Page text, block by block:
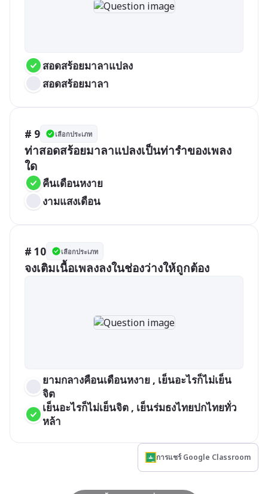
สอดสร้อยมาลาแปลง
สอดสร้อยมาลา
# 9 เลือกประเภท
ท่าสอดสร้อยมาลาแปลงเป็นท่ารำของเพลง
ใด
คืนเดือนหงาย
งามแสงเดือน
# 10 เลือกประเภท
ยามกลางคือนเดือนหงาย , เย็นอะไรก็ไม่เย็น
จิต
เย็นอะไรก็ไม่เย็นจิต , เย็นร่มธงไทยปกไทยทั่ว
หล้า
การแชร์ Google Classroom